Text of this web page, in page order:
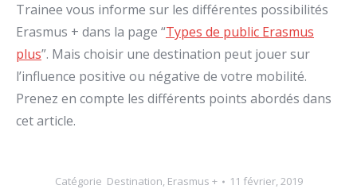
Trainee vous informe sur les différentes possibilités
Erasmus + dans la page “Types de public Erasmus
plus”. Mais choisir une destination peut jouer sur
l’influence positive ou négative de votre mobilité.
Prenez en compte les différents points abordés dans
cet article.
Catégorie Destination, Erasmus + 11 février, 2019